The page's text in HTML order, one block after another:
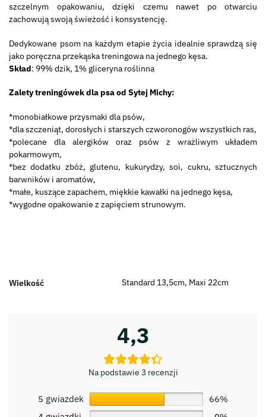
szczelnym opakowaniu, dzięki czemu nawet po otwarciu
zachowują swoją świeżość i konsystencję.
Dedykowane psom na każdym etapie życia idealnie sprawdzą się
jako poręczna przekąska treningowa na jednego kęsa.
Skład: 99% dzik, 1% gliceryna roślinna
Zalety treningówek dla psa od Sytej Michy:
*monobiałkowe przysmaki dla psów,
*dla szczeniąt, dorosłych i starszych czworonogów wszystkich ras,
*polecane dla alergików oraz psów z wrażliwym układem
pokarmowym,
*bez dodatku zbóż, glutenu, kukurydzy, soi, cukru, sztucznych
barwników i aromatów,
*małe, kuszące zapachem, miękkie kawałki na jednego kęsa,
*wygodne opakowanie z zapięciem strunowym.
Wielkość Standard 13,5cm, Maxi 22cm
4,3
Na podstawie 3 recenzji
5 gwiazdek
66%